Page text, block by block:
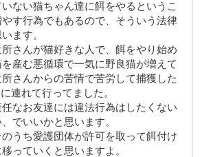
ない猫ちゃん達に餌をやるというこ
す行為でもあるので、そういう法律
ます。
さんが猫好きな人で、餌をやり始め
産む悪循環で一気に野良猫が増えて
さんからの苦情で苦労して捕獲した
連れて行ってました。
なお友達には違法行為はしたくない
でいいかと思います。
うち愛護団体が許可を取って餌付け
っていくと思いますよ。